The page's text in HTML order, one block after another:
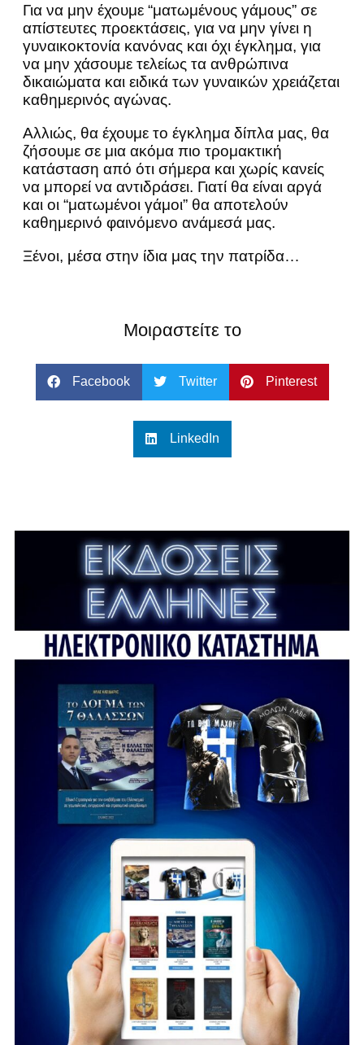
Για να μην έχουμε “ματωμένους γάμους” σε
απίστευτες προεκτάσεις, για να μην γίνει η
γυναικοκτονία κανόνας και όχι έγκλημα, για
να μην χάσουμε τελείως τα ανθρώπινα
δικαιώματα και ειδικά των γυναικών χρειάζεται
καθημερινός αγώνας.
Αλλιώς, θα έχουμε το έγκλημα δίπλα μας, θα
ζήσουμε σε μια ακόμα πιο τρομακτική
κατάσταση από ότι σήμερα και χωρίς κανείς
να μπορεί να αντιδράσει. Γιατί θα είναι αργά
και οι “ματωμένοι γάμοι” θα αποτελούν
καθημερινό φαινόμενο ανάμεσά μας.
Ξένοι, μέσα στην ίδια μας την πατρίδα…
Μοιραστείτε το
Facebook Twitter Pinterest
LinkedIn